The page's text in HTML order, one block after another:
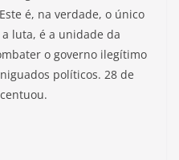
é, na verdade, o único
luta, é a unidade da
o governo ilegítimo
políticos. 28 de